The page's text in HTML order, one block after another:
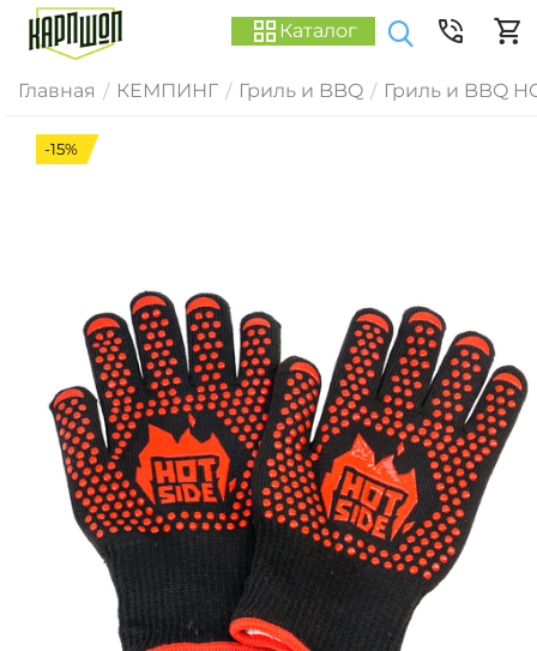
Каталог
Главная / КЕМПИНГ / Гриль и BBQ / Гриль и BBQ
-15%